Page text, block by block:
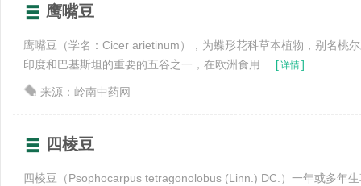
鹰嘴豆
鹰嘴豆（学名：Cicer arietinum），为蝶形花科草本植物，别名桃
印度和巴基斯坦的重要的五谷之一，在欧洲食用 ... [详情]
来源：岭南中药网
四棱豆
四棱豆（Psophocarpus tetragonolobus (Linn.) DC.）一年或多年